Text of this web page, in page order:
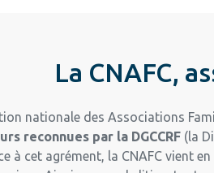
La CNAFC,
nationale des Associations
reconnues par la DGCCRF (la
à cet agrément, la CNAFC vient